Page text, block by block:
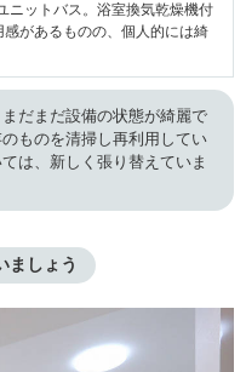
ニットバス。浴室換気乾燥機付
があるものの、個人的には綺
だまだ設備の状態が綺麗で
ものを清掃し再利用してい
は、新しく張り替えていま
ましょう